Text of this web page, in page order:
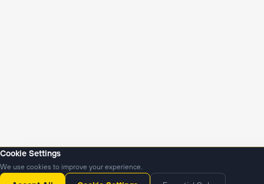
Янгиликлар Подкастлар
Cookie Settings
We use cookies to improve your experience.